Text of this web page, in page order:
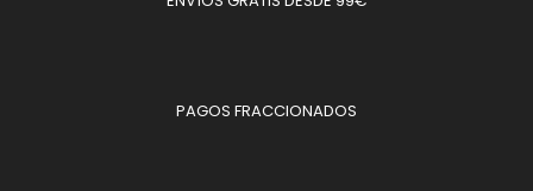
PAGOS FRACCIONADOS